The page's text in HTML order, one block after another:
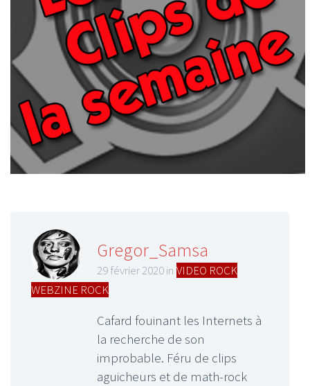
Gregor_Samsa
29 février 2020 in VIDEO ROCK
WEBZINE ROCK
Cafard fouinant les Internets à
la recherche de son
improbable. Féru de clips
aguicheurs et de math-rock